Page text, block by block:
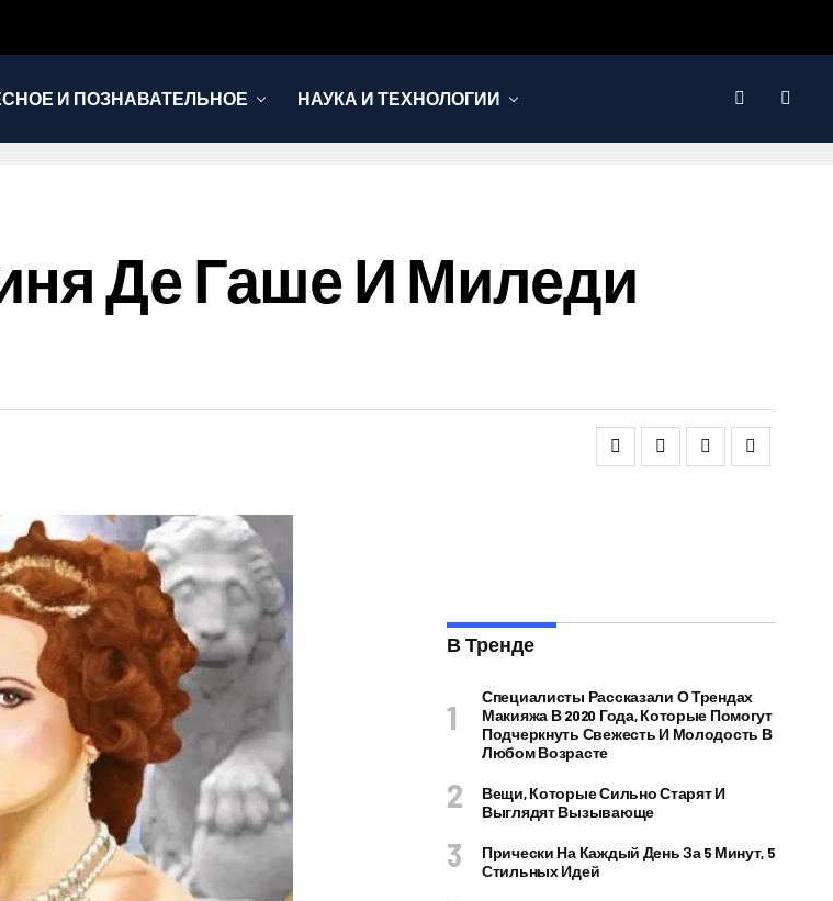
И ПОЗНАВАТЕЛЬНОЕ НАУКА И ТЕХНОЛОГИИ
Де Гаше И Миледи
В Тренде
Специалисты Рассказали О Трендах
Макияжа В 2020 Года, Которые Помогут
Подчеркнуть Свежесть И Молодость В
Любом Возрасте
Вещи, Которые Сильно Старят И
Выглядят Вызывающе
Прически На Каждый День За 5 Минут, 5
Стильных Идей